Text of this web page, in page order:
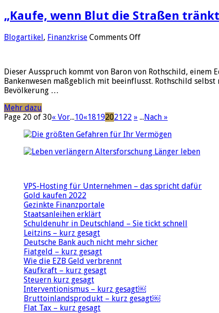
„Kaufe, wenn Blut die Straßen
Blogartikel, Finanzkrise Comments Offon
die
Straßen
Dieser Ausspruch kommt von Baron von Rothschild, einem
Bankenwesen maßgeblich mit beeinflusst. Rothschild
Bevölkerung …
Mehr dazu
Page 20 of 30« Vor...10«1819202122 » ...Nach »
VPS-Hosting für Unternehmen – das spricht dafür
Gold kaufen 2022
Gezinkte Finanzportale
Staatsanleihen erklärt
Schuldenuhr in Deutschland – Sie tickt schnell
Leitzins – kurz gesagt
Deutsche Bank auch nicht mehr sicher
Fiatgeld – kurz gesagt
Wie die EZB Geld verbrennt
Kaufkraft – kurz gesagt
Steuern kurz gesagt
Interventionismus – kurz gesagt￼
Bruttoinlandsprodukt – kurz gesagt￼
Flat Tax – kurz gesagt